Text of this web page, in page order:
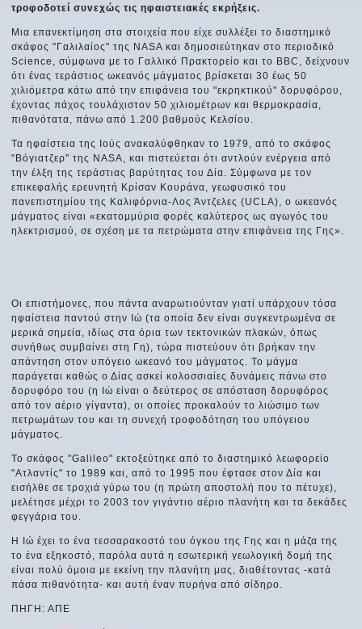
τροφοδοτεί συνεχώς τις ηφαιστειακές εκρήξεις.
Μια επανεκτίμηση στα στοιχεία που είχε συλλέξει το διαστημικό
σκάφος "Γαλιλαίος" της NASA και δημοσιεύτηκαν στο περιοδικό
Science, σύμφωνα με το Γαλλικό Πρακτορείο και το BBC, δείχνουν
ότι ένας τεράστιος ωκεανός μάγματος βρίσκεται 30 έως 50
χιλιόμετρα κάτω από την επιφάνεια του "εκρηκτικού" δορυφόρου,
έχοντας πάχος τουλάχιστον 50 χιλιομέτρων και θερμοκρασία,
πιθανότατα, πάνω από 1.200 βαθμούς Κελσίου.
Τα ηφαίστεια της Ιούς ανακαλύφθηκαν το 1979, από το σκάφος
"Βόγιατζερ" της NASA, και πιστεύεται ότι αντλούν ενέργεια από
την έλξη της τεράστιας βαρύτητας του Δία. Σύμφωνα με τον
επικεφαλής ερευνητή Κρίσαν Κουράνα, γεωφυσικό του
πανεπιστημίου της Καλιφόρνια-Λος Άντζελες (UCLA), ο ωκεανός
μάγματος είναι «εκατομμύρια φορές καλύτερος ως αγωγός του
ηλεκτρισμού, σε σχέση με τα πετρώματα στην επιφάνεια της Γης».
Οι επιστήμονες, που πάντα αναρωτιούνταν γιατί υπάρχουν τόσα
ηφαίστεια παντού στην Ιώ (τα οποία δεν είναι συγκεντρωμένα σε
μερικά σημεία, ιδίως στα όρια των τεκτονικών πλακών, όπως
συνήθως συμβαίνει στη Γη), τώρα πιστεύουν ότι βρήκαν την
απάντηση στον υπόγειο ωκεανό του μάγματος. Το μάγμα
παράγεται καθώς ο Δίας ασκεί κολοσσιαίες δυνάμεις πάνω στο
δορυφόρο του (η Ιώ είναι ο δεύτερος σε απόσταση δορυφόρος
από τον αέριο γίγαντα), οι οποίες προκαλούν το λιώσιμο των
πετρωμάτων του και τη συνεχή τροφοδότηση του υπόγειου
μάγματος.
Το σκάφος "Galileo" εκτοξεύτηκε από το διαστημικό λεωφορείο
"Ατλαντίς" το 1989 και, από το 1995 που έφτασε στον Δία και
εισήλθε σε τροχιά γύρω του (η πρώτη αποστολή που το πέτυχε),
μελέτησε μέχρι το 2003 τον γιγάντιο αέριο πλανήτη και τα δεκάδες
φεγγάρια του.
Η Ιώ έχει το ένα τεσσαρακοστό του όγκου της Γης και η μάζα της
το ένα εξηκοστό, παρόλα αυτά η εσωτερική γεωλογική δομή της
είναι πολύ όμοια με εκείνη την πλανήτη μας, διαθέτοντας -κατά
πάσα πιθανότητα- και αυτή έναν πυρήνα από σίδηρο.
ΠΗΓΗ: ΑΠΕ